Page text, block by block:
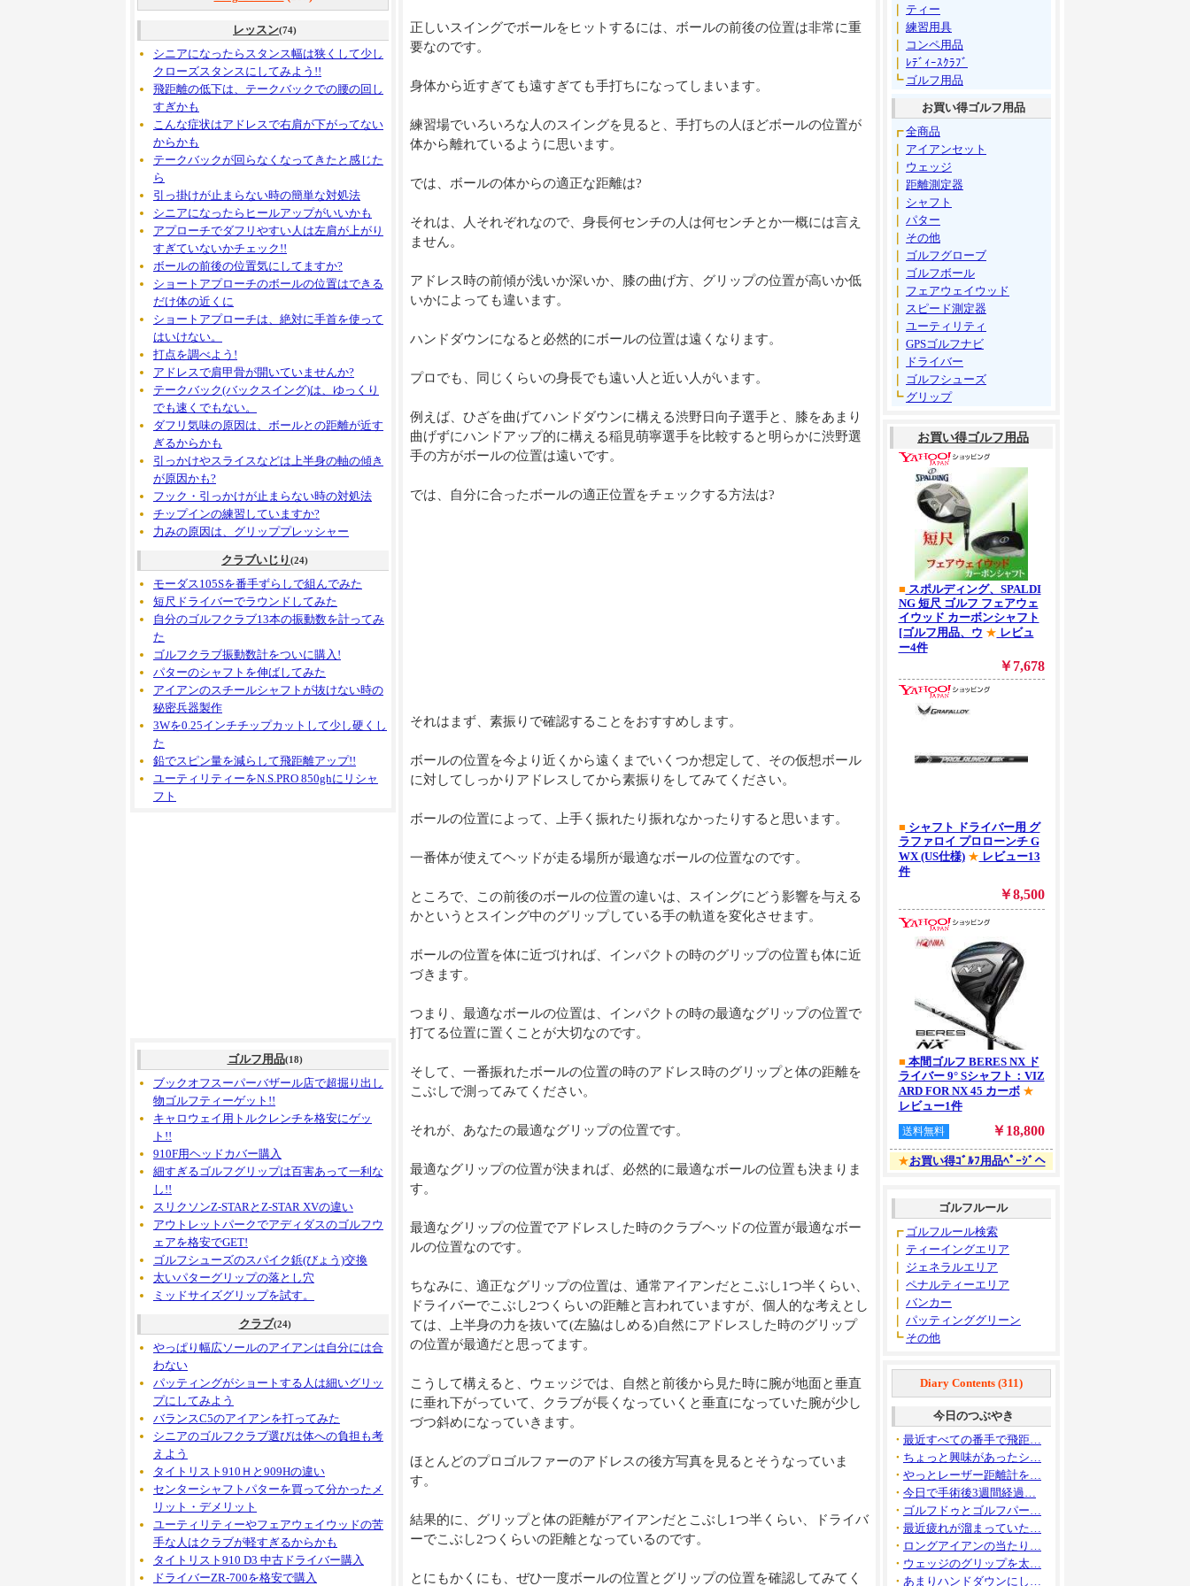
レッスン(74)
シニアになったらスタンス幅は狭くして少し
クローズスタンスにしてみよう!!
飛距離の低下は、テークバックでの腰の回し
すぎかも
こんな症状はアドレスで右肩が下がってない
からかも
テークバックが回らなくなってきたと感じた
ら
引っ掛けが止まらない時の簡単な対処法
シニアになったらヒールアップがいいかも
アプローチでダフリやすい人は左肩が上がり
すぎていないかチェック!!
ボールの前後の位置気にしてますか?
ショートアプローチのボールの位置はできる
だけ体の近くに
ショートアプローチは、絶対に手首を使って
はいけない。
打点を調べよう!
アドレスで肩甲骨が開いていませんか?
テークバック(バックスイング)は、ゆっくり
でも速くでもない。
ダフリ気味の原因は、ボールとの距離が近す
ぎるからかも
引っかけやスライスなどは上半身の軸の傾き
が原因かも?
フック・引っかけが止まらない時の対処法
チップインの練習していますか?
力みの原因は、グリッププレッシャー
クラブいじり(24)
モーダス105Sを番手ずらしで組んでみた
短尺ドライバーでラウンドしてみた
自分のゴルフクラブ13本の振動数を計ってみ
た
ゴルフクラブ振動数計をついに購入!
パターのシャフトを伸ばしてみた
アイアンのスチールシャフトが抜けない時の
秘密兵器製作
3Wを0.25インチチップカットして少し硬くし
た
鉛でスピン量を減らして飛距離アップ!!
ユーティリティーをN.S.PRO 850ghにリシャ
フト
ゴルフ用品(18)
ブックオフスーパーバザール店で超掘り出し
物ゴルフティーゲット!!
キャロウェイ用トルクレンチを格安にゲッ
ト!!
910F用ヘッドカバー購入
細すぎるゴルフグリップは百害あって一利な
し!!
スリクソンZ-STARとZ-STAR XVの違い
アウトレットパークでアディダスのゴルフウ
ェアを格安でGET!
ゴルフシューズのスパイク鋲(びょう)交換
太いパターグリップの落とし穴
ミッドサイズグリップを試す。
クラブ(24)
やっぱり幅広ソールのアイアンは自分には合
わない
パッティングがショートする人は細いグリッ
プにしてみよう
バランスC5のアイアンを打ってみた
シニアのゴルフクラブ選びは体への負担も考
えよう
タイトリスト910Ｈと909Hの違い
センターシャフトパターを買って分かったメ
リット・デメリット
ユーティリティーやフェアウェイウッドの苦
手な人はクラブが軽すぎるからかも
タイトリスト910 D3 中古ドライバー購入
ドライバーZR-700を格安で購入
正しいスイングでボールをヒットするには、ボールの前後の位置は非常に重
要なのです。
身体から近すぎても遠すぎても手打ちになってしまいます。
練習場でいろいろな人のスイングを見ると、手打ちの人ほどボールの位置が
体から離れているように思います。
では、ボールの体からの適正な距離は?
それは、人それぞれなので、身長何センチの人は何センチとか一概には言え
ません。
アドレス時の前傾が浅いか深いか、膝の曲げ方、グリップの位置が高いか低
いかによっても違います。
ハンドダウンになると必然的にボールの位置は遠くなります。
プロでも、同じくらいの身長でも遠い人と近い人がいます。
例えば、ひざを曲げてハンドダウンに構える渋野日向子選手と、膝をあまり
曲げずにハンドアップ的に構える稲見萌寧選手を比較すると明らかに渋野選
手の方がボールの位置は遠いです。
では、自分に合ったボールの適正位置をチェックする方法は?
それはまず、素振りで確認することをおすすめします。
ボールの位置を今より近くから遠くまでいくつか想定して、その仮想ボール
に対してしっかりアドレスしてから素振りをしてみてください。
ボールの位置によって、上手く振れたり振れなかったりすると思います。
一番体が使えてヘッドが走る場所が最適なボールの位置なのです。
ところで、この前後のボールの位置の違いは、スイングにどう影響を与える
かというとスイング中のグリップしている手の軌道を変化させます。
ボールの位置を体に近づければ、インパクトの時のグリップの位置も体に近
づきます。
つまり、最適なボールの位置は、インパクトの時の最適なグリップの位置で
打てる位置に置くことが大切なのです。
そして、一番振れたボールの位置の時のアドレス時のグリップと体の距離を
こぶしで測ってみてください。
それが、あなたの最適なグリップの位置です。
最適なグリップの位置が決まれば、必然的に最適なボールの位置も決まりま
す。
最適なグリップの位置でアドレスした時のクラブヘッドの位置が最適なボー
ルの位置なのです。
ちなみに、適正なグリップの位置は、通常アイアンだとこぶし1つ半くらい、
ドライバーでこぶし2つくらいの距離と言われていますが、個人的な考えとし
ては、上半身の力を抜いて(左脇はしめる)自然にアドレスした時のグリップ
の位置が最適だと思ってます。
こうして構えると、ウェッジでは、自然と前後から見た時に腕が地面と垂直
に垂れ下がっていて、クラブが長くなっていくと垂直になっていた腕が少し
づつ斜めになっていきます。
ほとんどのプロゴルファーのアドレスの後方写真を見るとそうなっていま
す。
結果的に、グリップと体の距離がアイアンだとこぶし1つ半くらい、ドライバ
ーでこぶし2つくらいの距離となっているのです。
とにもかくにも、ぜひ一度ボールの位置とグリップの位置を確認してみてく
ティー
練習用具
コンペ用品
ﾚﾃﾞｨｰｽｸﾗﾌﾞ
┗ ゴルフ用品
お買い得ゴルフ用品
┏全商品
アイアンセット
ウェッジ
距離測定器
シャフト
パター
その他
ゴルフグローブ
ゴルフボール
フェアウェイウッド
スピード測定器
ユーティリティ
GPSゴルフナビ
ドライバー
ゴルフシューズ
┗ グリップ
ゴルフルール
┏ ゴルフルール検索
ティーイングエリア
ジェネラルエリア
ペナルティーエリア
バンカー
パッティンググリーン
┗ その他
Diary Contents (311)
今日のつぶやき
・ 最近すべての番手で飛距…
・ ちょっと興味があったシ…
・ やっとレーザー距離計を…
・ 今日で手術後3週間経過…
・ ゴルフドゥとゴルフパー…
・ 最近疲れが溜まっていた…
・ ロングアイアンの当たり…
・ ウェッジのグリップを太…
・ あまりハンドダウンにし…